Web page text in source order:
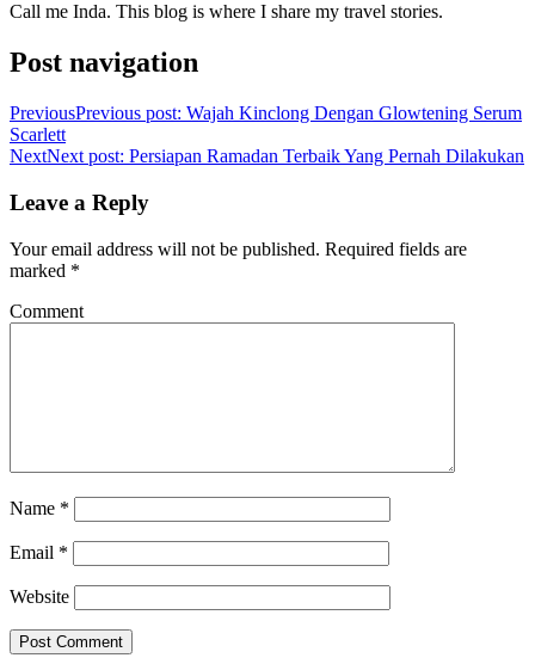
Call me Inda. This blog is where I share my travel stories.
Post navigation
PreviousPrevious post: Wajah Kinclong Dengan Glowtening Serum
Scarlett
NextNext post: Persiapan Ramadan Terbaik Yang Pernah Dilakukan
Leave a Reply
Your email address will not be published. Required fields are
marked *
Comment
Name *
Email *
Website